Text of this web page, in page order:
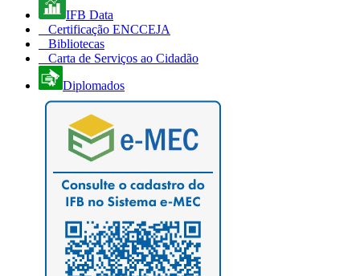
IFB Data
Certificação ENCCEJA
Bibliotecas
Carta de Serviços ao Cidadão
Diplomados